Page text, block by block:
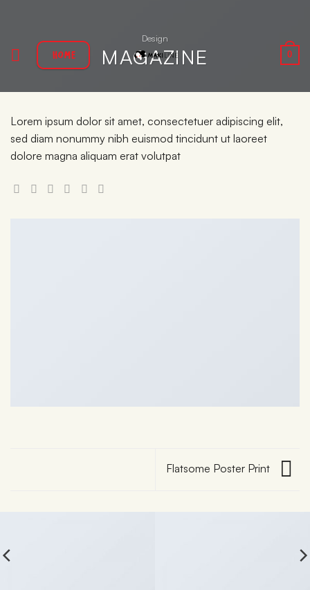
HOME 0
Design
MAGAZINE
Lorem ipsum dolor sit amet, consectetuer adipiscing elit,
sed diam nonummy nibh euismod tincidunt ut laoreet
dolore magna aliquam erat volutpat
Flatsome Poster Print